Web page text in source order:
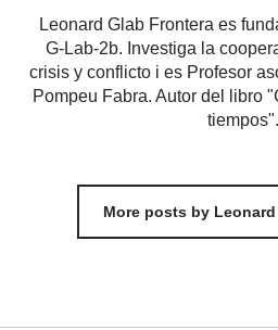
Leonard Glab Frontera es
G-Lab-2b. Investiga la
crisis y conflicto i es Profesor
Pompeu Fabra. Autor del libro
tiempos".
More posts by